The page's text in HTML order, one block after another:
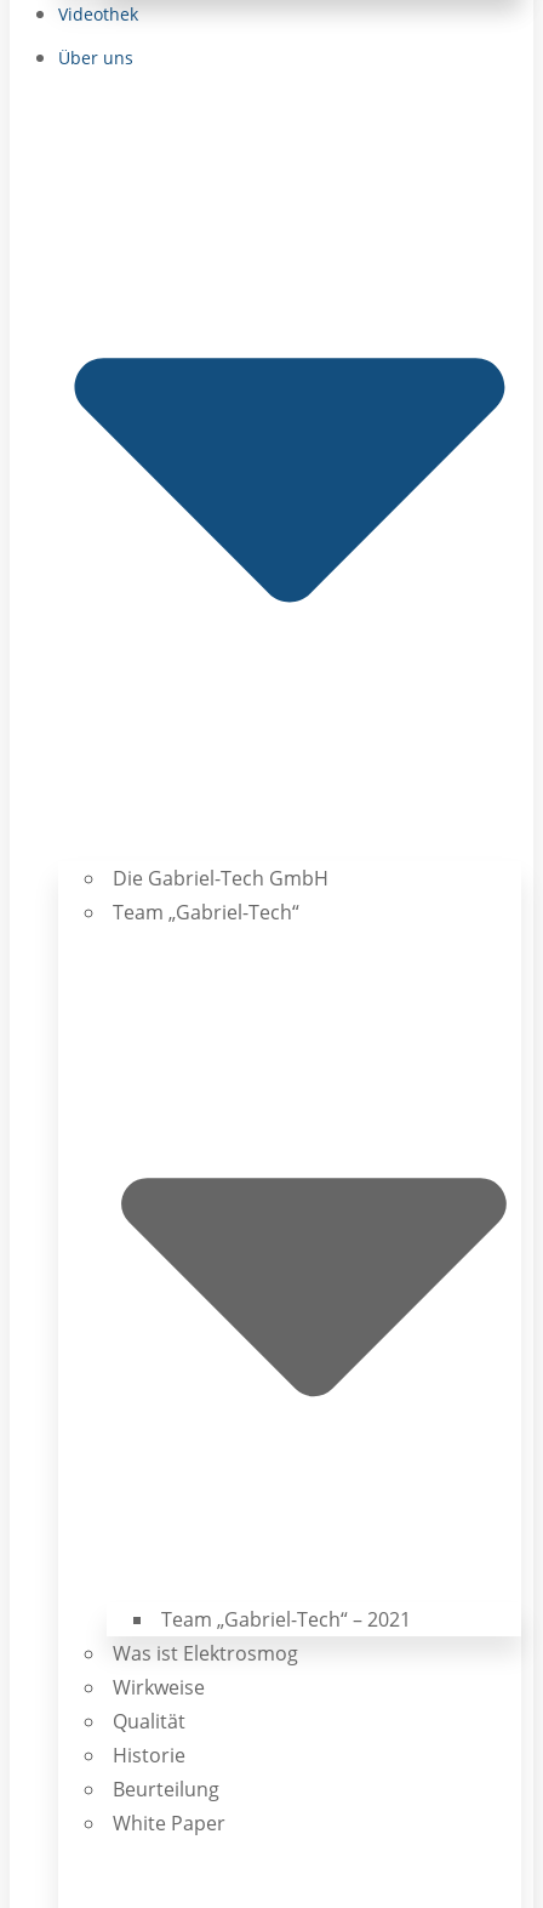
Videothek
Über uns
Die Gabriel-Tech GmbH
Team „Gabriel-Tech“
Team „Gabriel-Tech“ – 2021
Was ist Elektrosmog
Wirkweise
Qualität
Historie
Beurteilung
White Paper